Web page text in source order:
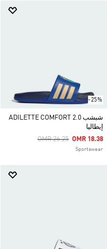
-25%
شبشب ADILETTE COMFORT 2.0
إيطاليا
Price Reduced From
OMR 26.25ToOMR 18.38
Sportswear